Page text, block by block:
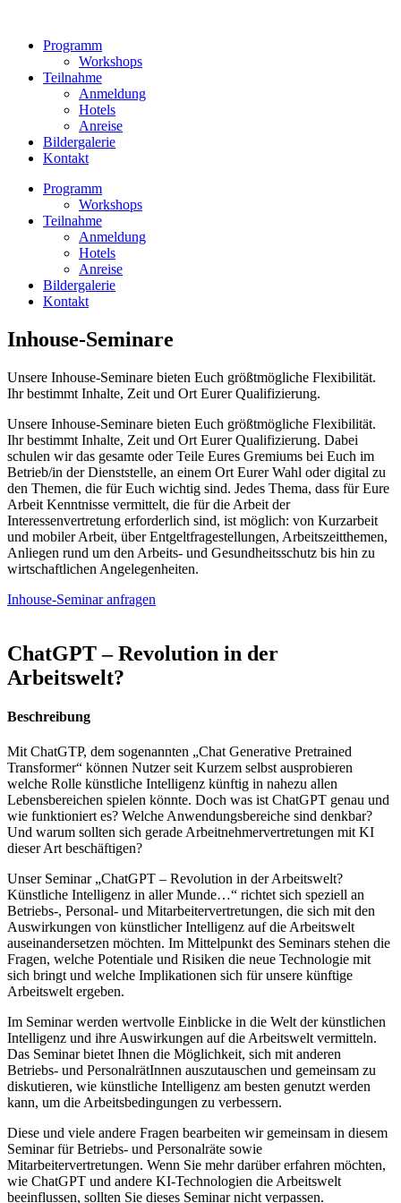
wechselnProgramm
Workshops
Teilnahme
Anmeldung
Hotels
Anreise
Bildergalerie
Kontakt
Programm
Workshops
Teilnahme
Anmeldung
Hotels
Anreise
Bildergalerie
Kontakt
Inhouse-Seminare
Unsere Inhouse-Seminare bieten Euch größtmögliche Flexibilität.
Ihr bestimmt Inhalte, Zeit und Ort Eurer Qualifizierung.
Unsere Inhouse-Seminare bieten Euch größtmögliche Flexibilität.
Ihr bestimmt Inhalte, Zeit und Ort Eurer Qualifizierung. Dabei
schulen wir das gesamte oder Teile Eures Gremiums bei Euch im
Betrieb/in der Dienststelle, an einem Ort Eurer Wahl oder digital zu
den Themen, die für Euch wichtig sind. Jedes Thema, dass für Eure
Arbeit Kenntnisse vermittelt, die für die Arbeit der
Interessenvertretung erforderlich sind, ist möglich: von Kurzarbeit
und mobiler Arbeit, über Entgeltfragestellungen, Arbeitszeitthemen,
Anliegen rund um den Arbeits- und Gesundheitsschutz bis hin zu
wirtschaftlichen Angelegenheiten.
Inhouse-Seminar anfragen
ChatGPT – Revolution in der
Arbeitswelt?
Beschreibung
Mit ChatGTP, dem sogenannten „Chat Generative Pretrained
Transformer“ können Nutzer seit Kurzem selbst ausprobieren
welche Rolle künstliche Intelligenz künftig in nahezu allen
Lebensbereichen spielen könnte. Doch was ist ChatGPT genau und
wie funktioniert es? Welche Anwendungsbereiche sind denkbar?
Und warum sollten sich gerade Arbeitnehmervertretungen mit KI
dieser Art beschäftigen?
Unser Seminar „ChatGPT – Revolution in der Arbeitswelt?
Künstliche Intelligenz in aller Munde…“ richtet sich speziell an
Betriebs-, Personal- und Mitarbeitervertretungen, die sich mit den
Auswirkungen von künstlicher Intelligenz auf die Arbeitswelt
auseinandersetzen möchten. Im Mittelpunkt des Seminars stehen die
Fragen, welche Potentiale und Risiken die neue Technologie mit
sich bringt und welche Implikationen sich für unsere künftige
Arbeitswelt ergeben.
Im Seminar werden wertvolle Einblicke in die Welt der künstlichen
Intelligenz und ihre Auswirkungen auf die Arbeitswelt vermitteln.
Das Seminar bietet Ihnen die Möglichkeit, sich mit anderen
Betriebs- und PersonalrätInnen auszutauschen und gemeinsam zu
diskutieren, wie künstliche Intelligenz am besten genutzt werden
kann, um die Arbeitsbedingungen zu verbessern.
Diese und viele andere Fragen bearbeiten wir gemeinsam in diesem
Seminar für Betriebs- und Personalräte sowie
Mitarbeitervertretungen. Wenn Sie mehr darüber erfahren möchten,
wie ChatGPT und andere KI-Technologien die Arbeitswelt
beeinflussen, sollten Sie dieses Seminar nicht verpassen.